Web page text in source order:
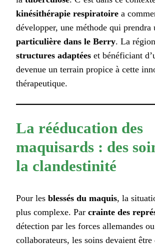
kinésithérapie respiratoire a
développer, une méthode qui prendra
particulière dans le Berry. La
structures adaptées et bénéficiant
devenue un terrain propice à cette
thérapeutique.
La rééducation des
maquisards : des
la clandestinité
Pour les blessés du maquis, la
plus complexe. Par crainte des
détection par les forces allemandes
collaborateurs, les soins devaient être